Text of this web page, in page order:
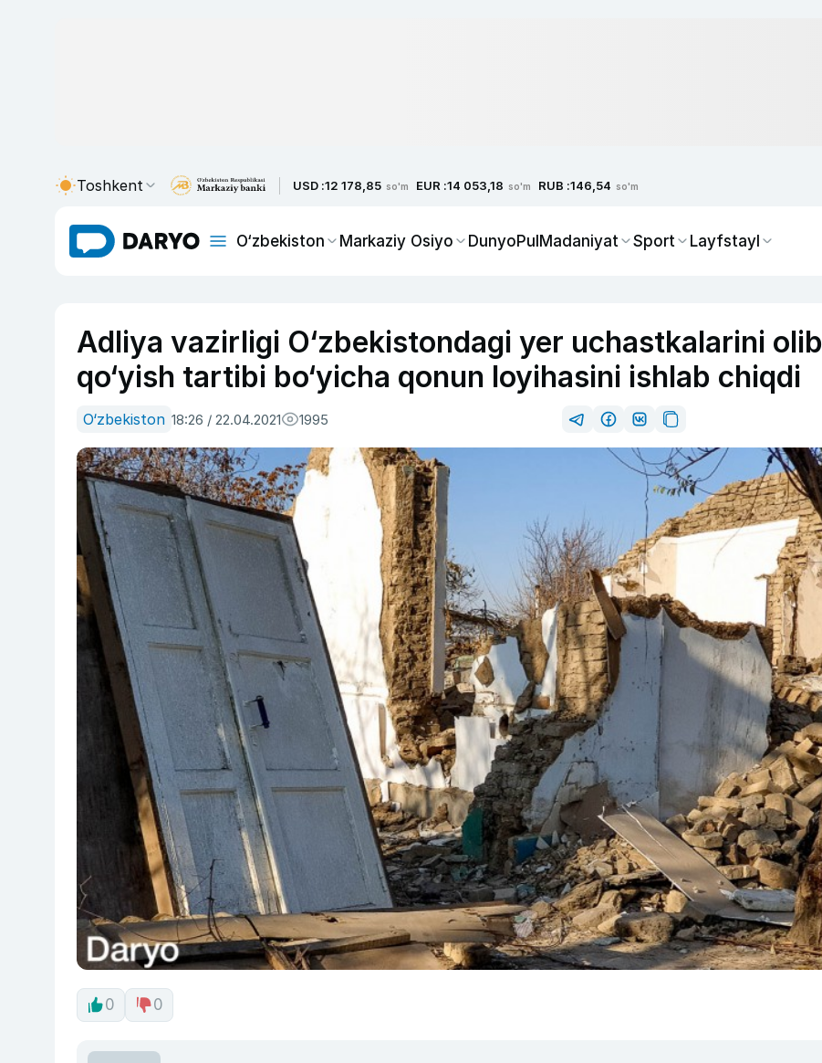
Toshkent USD :12 178,85 so'm EUR :14 053,18 so'm RUB :146,54 so'm
O‘zbekiston Markaziy Osiyo DunyoPulMadaniyat Sport Layfstayl
Adliya vazirligi O‘zbekistondagi yer uchastkalarini olib
qo‘yish tartibi bo‘yicha qonun loyihasini ishlab chiqdi
O‘zbekiston 18:26 / 22.04.2021 1995
0 0